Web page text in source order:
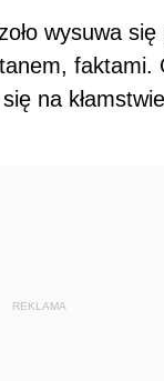
wysuwa
faktami.
na
REKLAMA